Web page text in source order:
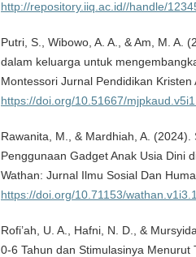
http://repository.iiq.ac.id//handle/
Putri, S., Wibowo, A. A., & Am, M. A.
dalam keluarga untuk
Montessori Jurnal Pendidikan Kristen
https://doi.org/10.51667/
Rawanita, M., & Mardhiah, A.
Penggunaan Gadget Anak Usia Dini
Wathan: Jurnal Ilmu Sosial Dan
https://doi.org/10.71153/
Rofi’ah, U. A., Hafni, N. D., &
0-6 Tahun dan Stimulasinya